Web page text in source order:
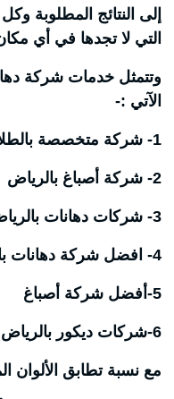
إلى النتائج المطلوبة
التي لا تجدها في أي
وتتمثل خدمات شركة
الآتي :-
1- شركة متخصصة بالطلاء ،شركة طلاء بالرياض
2- شركة أصباغ بالرياض
3- شركات دهانات بالرياض
4- افضل شركة دهانات بالرياض
5-أفضل شركة أصباغ
6-شركات ديكور بالرياض
مع نسبة تطابق الألوان